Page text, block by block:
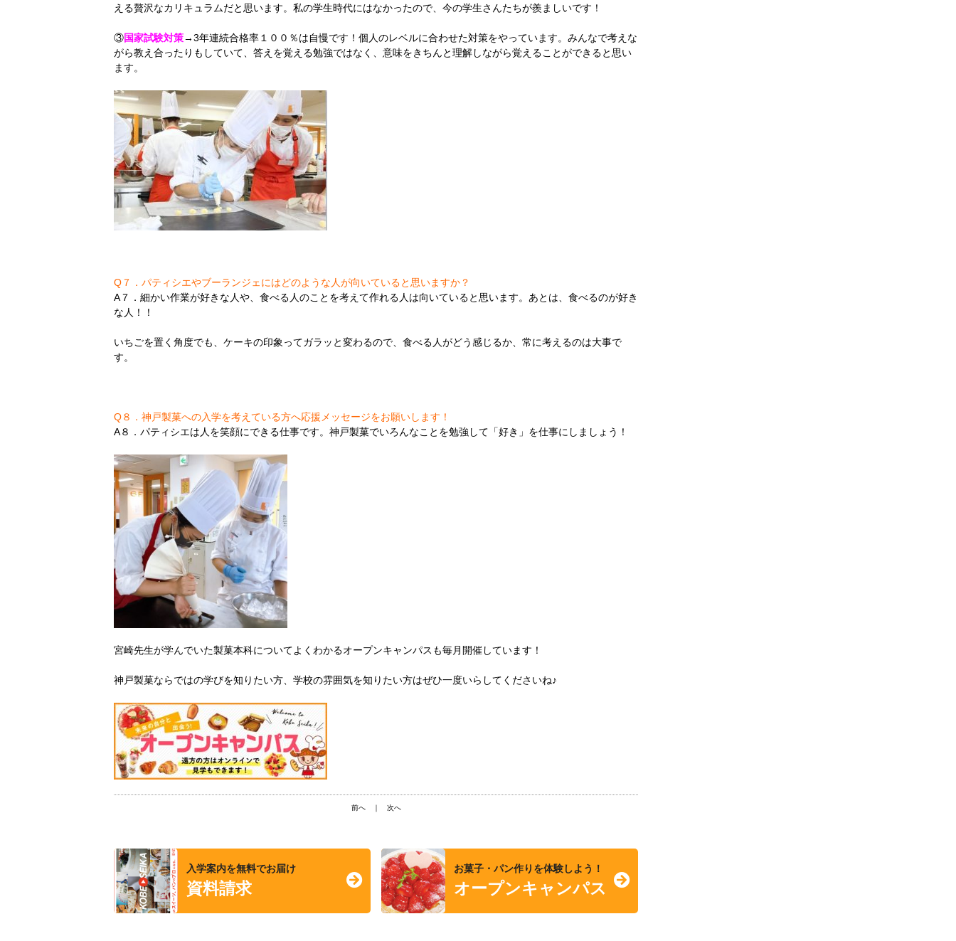
える贅沢なカリキュラムだと思います。私の学生時代にはなかったので、今の学生さんたちが羨ましいです！
③国家試験対策→3年連続合格率１００％は自慢です！個人のレベルに合わせた対策をやっています。みんなで考えな
がら教え合ったりもしていて、答えを覚える勉強ではなく、意味をきちんと理解しながら覚えることができると思い
ます。
Q７．パティシエやブーランジェにはどのような人が向いていると思いますか？
A７．細かい作業が好きな人や、食べる人のことを考えて作れる人は向いていると思います。あとは、食べるのが好き
な人！！
いちごを置く角度でも、ケーキの印象ってガラッと変わるので、食べる人がどう感じるか、常に考えるのは大事で
す。
Q８．神戸製菓への入学を考えている方へ応援メッセージをお願いします！
A８．パティシエは人を笑顔にできる仕事です。神戸製菓でいろんなことを勉強して「好き」を仕事にしましょう！
宮崎先生が学んでいた製菓本科についてよくわかるオープンキャンパスも毎月開催しています！
神戸製菓ならではの学びを知りたい方、学校の雰囲気を知りたい方はぜひ一度いらしてくださいね♪
前へ｜ 次へ
入学案内を無料でお届け
資料請求
お菓子・パン作りを体験しよう！
オープンキャンパス